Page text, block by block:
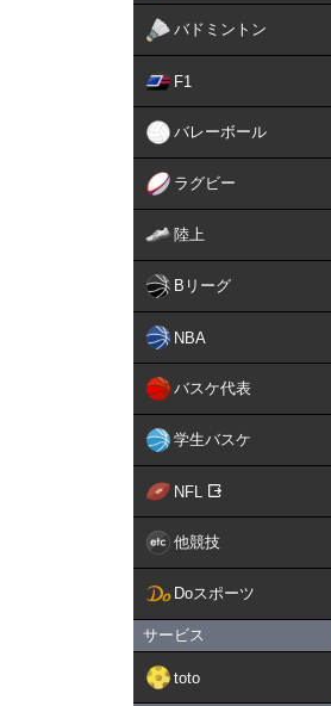
バドミントン
F1
バレーボール
ラグビー
陸上
Bリーグ
NBA
バスケ代表
学生バスケ
NFL
他競技
Doスポーツ
サービス
toto